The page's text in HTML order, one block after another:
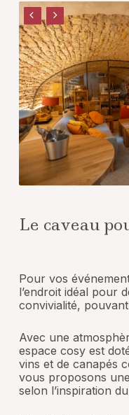
Le caveau
Pour vos
l’endroit idéal pour
convivialité,
Avec une
espace cosy est
vins et de canapés
vous proposons
selon l’inspiration